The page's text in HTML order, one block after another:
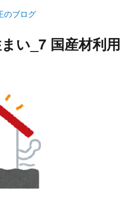
ブログ
い_7 国産材利用